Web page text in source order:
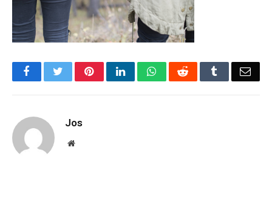
FacebookTwitterPinterestLinkedInWhatsAppReddit Tumblr
Jos
Website